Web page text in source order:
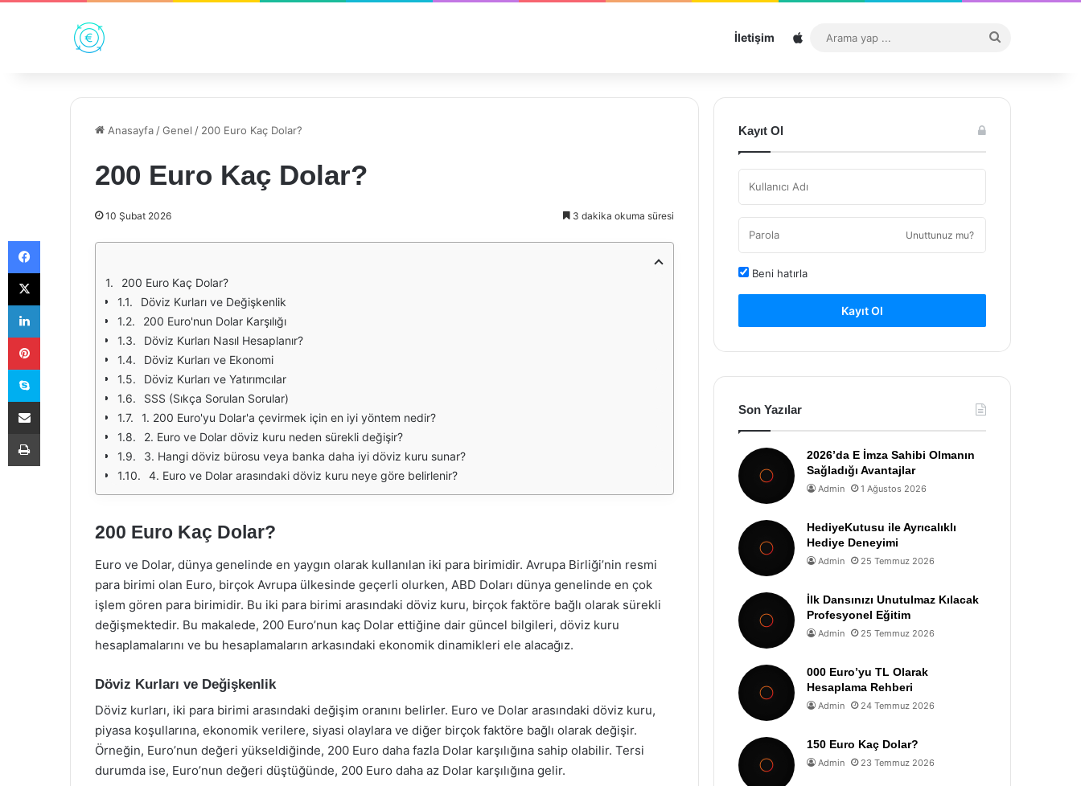
İletişim Sitemap
...
Anasayfa /Genel / 200 Euro Kaç Dolar?
200 Euro Kaç Dolar?
10 Şubat 2026 3 dakika okuma süresi
200 Euro Kaç Dolar?
Döviz Kurları ve Değişkenlik
200 Euro'nun Dolar Karşılığı
Döviz Kurları Nasıl Hesaplanır?
Döviz Kurları ve Ekonomi
Döviz Kurları ve Yatırımcılar
SSS (Sıkça Sorulan Sorular)
1. 200 Euro'yu Dolar'a çevirmek için en iyi yöntem nedir?
2. Euro ve Dolar döviz kuru neden sürekli değişir?
3. Hangi döviz bürosu veya banka daha iyi döviz kuru sunar?
4. Euro ve Dolar arasındaki döviz kuru neye göre belirlenir?
200 Euro Kaç Dolar?
Euro ve Dolar, dünya genelinde en yaygın olarak kullanılan iki para birimidir. Avrupa Birliği’nin resmi
para birimi olan Euro, birçok Avrupa ülkesinde geçerli olurken, ABD Doları dünya genelinde en çok
işlem gören para birimidir. Bu iki para birimi arasındaki döviz kuru, birçok faktöre bağlı olarak sürekli
değişmektedir. Bu makalede, 200 Euro’nun kaç Dolar ettiğine dair güncel bilgileri, döviz kuru
hesaplamalarını ve bu hesaplamaların arkasındaki ekonomik dinamikleri ele alacağız.
Döviz Kurları ve Değişkenlik
Döviz kurları, iki para birimi arasındaki değişim oranını belirler. Euro ve Dolar arasındaki döviz kuru,
piyasa koşullarına, ekonomik verilere, siyasi olaylara ve diğer birçok faktöre bağlı olarak değişir.
Örneğin, Euro’nun değeri yükseldiğinde, 200 Euro daha fazla Dolar karşılığına sahip olabilir. Tersi
durumda ise, Euro’nun değeri düştüğünde, 200 Euro daha az Dolar karşılığına gelir.
Kayıt Ol
Unuttunuz mu?
Beni hatırla
Kayıt Ol
Son Yazılar
2026’da E İmza Sahibi Olmanın
Sağladığı Avantajlar
Admin 1 Ağustos 2026
HediyeKutusu ile Ayrıcalıklı
Hediye Deneyimi
Admin 25 Temmuz 2026
İlk Dansınızı Unutulmaz Kılacak
Profesyonel Eğitim
Admin 25 Temmuz 2026
000 Euro’yu TL Olarak
Hesaplama Rehberi
Admin 24 Temmuz 2026
150 Euro Kaç Dolar?
Admin 23 Temmuz 2026
Facebook
X
LinkedIn
Pinterest
Skype
E-Posta ile paylaş